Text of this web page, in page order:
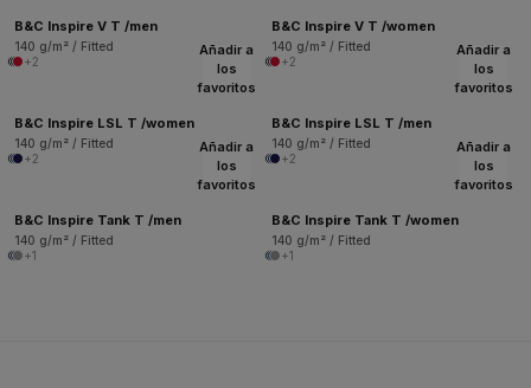
B&C Inspire V T /men
140 g/m² / Fitted
+2
B&C Inspire V T /women
140 g/m² / Fitted
+2
Añadir a
los
favoritos
B&C Inspire LSL T /women
140 g/m² / Fitted
+2
Añadir a
los
favoritos
B&C Inspire LSL T /men
140 g/m² / Fitted
+2
Añadir a
los
favoritos
B&C Inspire Tank T /men
140 g/m² / Fitted
+1
Añadir a
los
favoritos
B&C Inspire Tank T /women
140 g/m² / Fitted
+1